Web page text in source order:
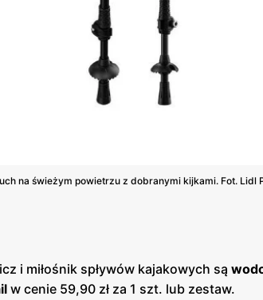
na świeżym powietrzu z dobranymi kijkami. Fot. Lidl
i miłośnik spływów kajakowych są
w cenie 59,90 zł za 1 szt. lub zestaw.